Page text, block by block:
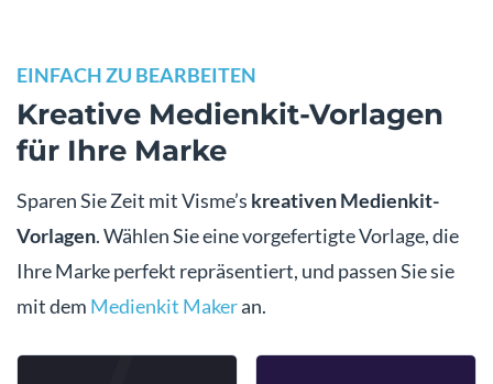
EINFACH ZU BEARBEITEN
Kreative Medienkit-Vorlagen
für Ihre Marke
Sparen Sie Zeit mit Visme’s kreativen Medienkit-
Vorlagen. Wählen Sie eine vorgefertigte Vorlage, die
Ihre Marke perfekt repräsentiert, und passen Sie sie
mit dem Medienkit Makeran.